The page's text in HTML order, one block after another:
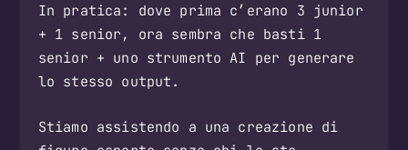
In pratica: dove prima c’erano 3 junior
+ 1 senior, ora sembra che basti 1
senior + uno strumento AI per generare
lo stesso output.
Stiamo assistendo a una creazione di